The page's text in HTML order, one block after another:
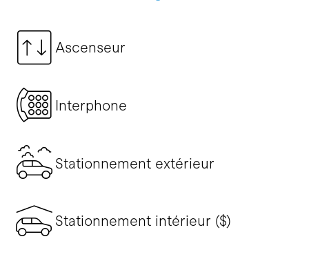
Ascenseur
Interphone
Stationnement extérieur
Stationnement intérieur ($)